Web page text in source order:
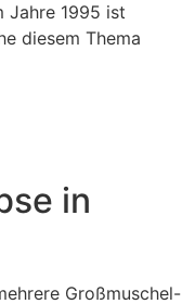
Jahre 1995 ist
diesem Thema
in
Großmuschel-